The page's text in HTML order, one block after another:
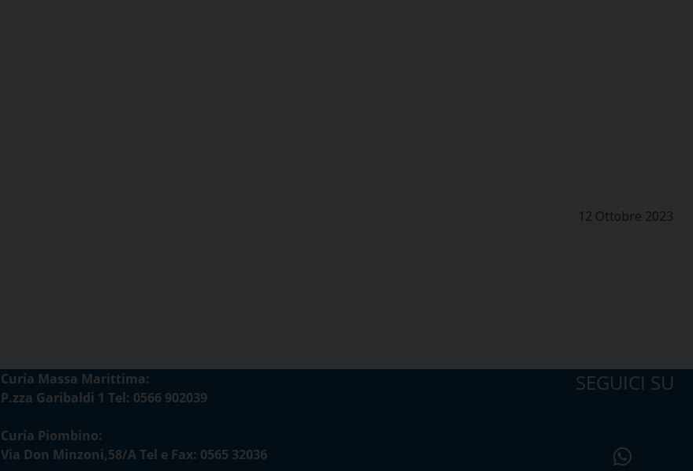
12 Ottobre 2023
Curia Massa Marittima:
P.zza Garibaldi 1 Tel: 0566 902039
Curia Piombino:
Via Don Minzoni,58/A Tel e Fax: 0565 32036
SEGUICI SU